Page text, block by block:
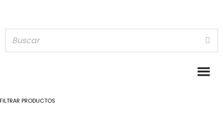
FILTRAR PRODUCTOS